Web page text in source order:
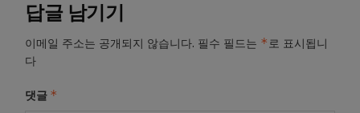
답글 남기기
이메일 주소는 공개되지 않습니다. 필수 필드는 *로 표시됩니
다
댓글 *